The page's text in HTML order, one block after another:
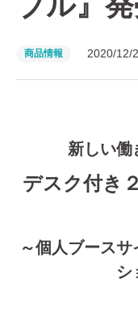
商品情報 2020/12/
新しい働
デスク付き
～個人ブース
シ